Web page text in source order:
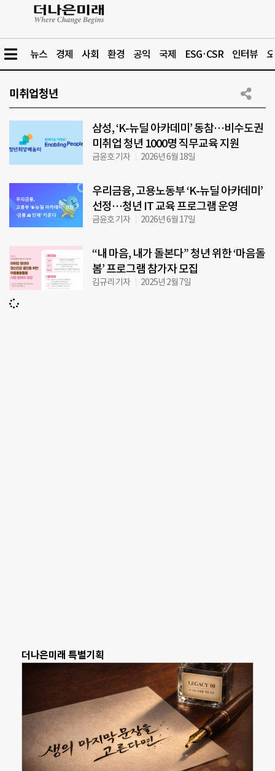
뉴스 경제 사회 환경 공익 국제 ESG·CSR 인터뷰
미취업청년
삼성, ‘K-뉴딜 아카데미’ 동참…비수도권
미취업 청년 1000명 직무교육 지원
금윤호 기자 2026년 6월 18일
우리금융, 고용노동부 ‘K-뉴딜 아카데미’
선정…청년 IT 교육 프로그램 운영
금윤호 기자 2026년 6월 17일
“내 마음, 내가 돌본다” 청년 위한 ‘마음돌
봄’ 프로그램 참가자 모집
김규리 기자 2025년 2월 7일
더나은미래 특별기획